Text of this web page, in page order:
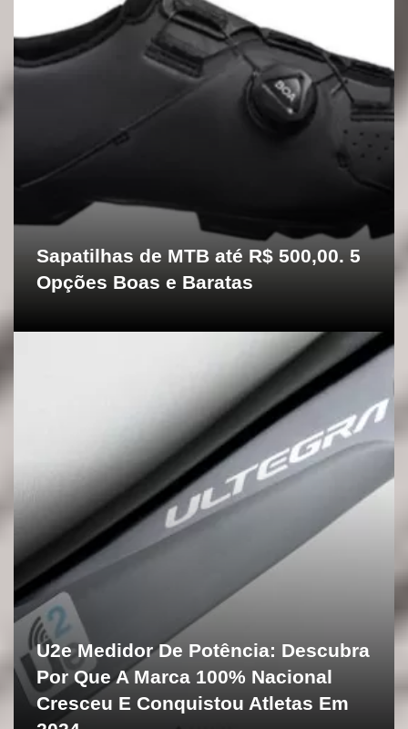
Sapatilhas de MTB até R$ 500,00. 5
Opções Boas e Baratas
U2e Medidor De Potência: Descubra
Por Que A Marca 100% Nacional
Cresceu E Conquistou Atletas Em